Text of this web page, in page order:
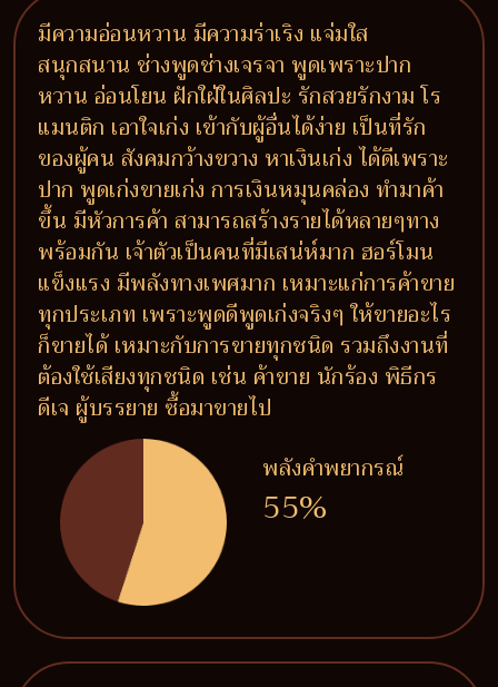
มีความอ่อนหวาน มีความร่าเริง แจ่มใส
สนุกสนาน ช่างพูดช่างเจรจา พูดเพราะปาก
หวาน อ่อนโยน ฝักใฝ่ในศิลปะ รักสวยรักงาม โร
แมนติก เอาใจเก่ง เข้ากับผู้อื่นได้ง่าย เป็นที่รัก
ของผู้คน สังคมกว้างขวาง หาเงินเก่ง ได้ดีเพราะ
ปาก พูดเก่งขายเก่ง การเงินหมุนคล่อง ทำมาค้า
ขึ้น มีหัวการค้า สามารถสร้างรายได้หลายๆทาง
พร้อมกัน เจ้าตัวเป็นคนที่มีเสน่ห์มาก ฮอร์โมน
แข็งแรง มีพลังทางเพศมาก เหมาะแก่การค้าขาย
ทุกประเภท เพราะพูดดีพูดเก่งจริงๆ ให้ขายอะไร
ก็ขายได้ เหมาะกับการขายทุกชนิด รวมถึงงานที่
ต้องใช้เสียงทุกชนิด เช่น ค้าขาย นักร้อง พิธีกร
ดีเจ ผู้บรรยาย ซื้อมาขายไป
พลังคำพยากรณ์
55%